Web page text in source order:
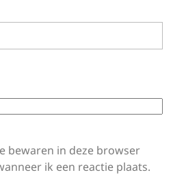
bewaren in deze browser
ik een reactie plaats.